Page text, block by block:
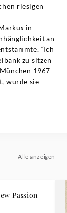
riesigen
in
an
“Ich
zu sitzen
1967
wurde sie
Alle anzeigen
Passion